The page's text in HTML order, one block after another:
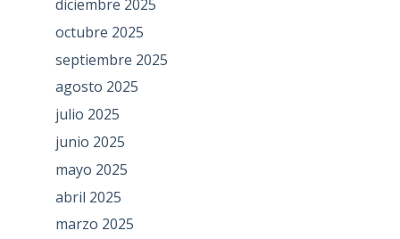
diciembre 2025
octubre 2025
septiembre 2025
agosto 2025
julio 2025
junio 2025
mayo 2025
abril 2025
marzo 2025